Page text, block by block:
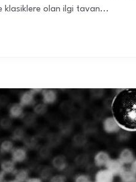
klasiklere olan ilgi tavan...